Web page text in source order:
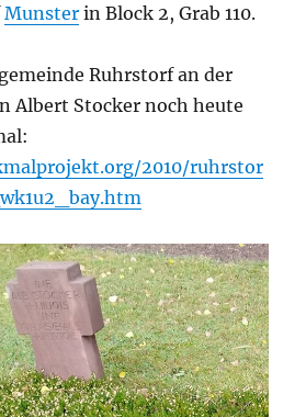
Munster inBlock 2, Grab 110.
Ruhrstorf an der
Albert Stocker noch heute
2010/ruhrstor